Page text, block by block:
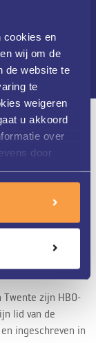
cookies en
wij om de
de website te
te
weigeren
u akkoord
over
door
jaar
huid- en
Dit alles staat
huid en de
zijn HBO-
lid van de
ingeschreven in